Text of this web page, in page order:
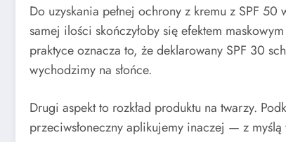
Do uzyskania pełnej ochrony z kremu z SPF
samej ilości skończyłoby się efektem
praktyce oznacza to, że deklarowany SPF 30
wychodzimy na słońce.
Drugi aspekt to rozkład produktu na twarzy.
przeciwsłoneczny aplikujemy inaczej — z